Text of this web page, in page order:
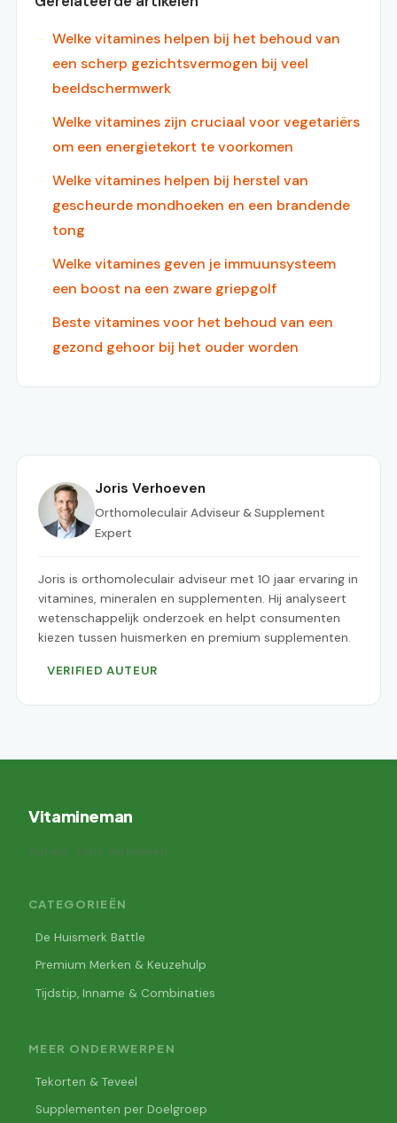
Welke vitamines helpen bij het behoud van
een scherp gezichtsvermogen bij veel
beeldschermwerk
Welke vitamines zijn cruciaal voor vegetariërs
om een energietekort te voorkomen
Welke vitamines helpen bij herstel van
gescheurde mondhoeken en een brandende
tong
Welke vitamines geven je immuunsysteem
een boost na een zware griepgolf
Beste vitamines voor het behoud van een
gezond gehoor bij het ouder worden
Joris Verhoeven
Orthomoleculair Adviseur & Supplement
Expert
Joris is orthomoleculair adviseur met 10 jaar ervaring in
vitamines, mineralen en supplementen. Hij analyseert
wetenschappelijk onderzoek en helpt consumenten
kiezen tussen huismerken en premium supplementen.
VERIFIED AUTEUR
Vitamineman
Auteur: Joris Verhoeven
CATEGORIEËN
De Huismerk Battle
Premium Merken & Keuzehulp
Tijdstip, Inname & Combinaties
MEER ONDERWERPEN
Tekorten & Teveel
Supplementen per Doelgroep